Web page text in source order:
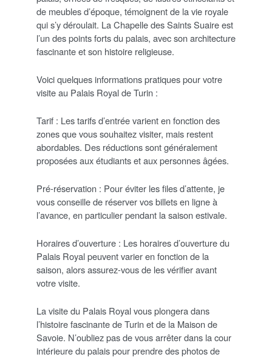
de meubles d’époque, témoignent de la vie royale
qui s’y déroulait. La Chapelle des Saints Suaire est
l’un des points forts du palais, avec son architecture
fascinante et son histoire religieuse.
Voici quelques informations pratiques pour votre
visite au Palais Royal de Turin :
Tarif : Les tarifs d’entrée varient en fonction des
zones que vous souhaitez visiter, mais restent
abordables. Des réductions sont généralement
proposées aux étudiants et aux personnes âgées.
Pré-réservation : Pour éviter les files d’attente, je
vous conseille de réserver vos billets en ligne à
l’avance, en particulier pendant la saison estivale.
Horaires d’ouverture : Les horaires d’ouverture du
Palais Royal peuvent varier en fonction de la
saison, alors assurez-vous de les vérifier avant
votre visite.
La visite du Palais Royal vous plongera dans
l’histoire fascinante de Turin et de la Maison de
Savoie. N’oubliez pas de vous arrêter dans la cour
intérieure du palais pour prendre des photos de